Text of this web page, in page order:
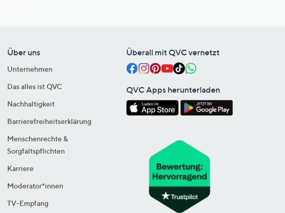
Über uns
Unternehmen
Das alles ist QVC
Nachhaltigkeit
Barrierefreiheitserklärung
Menschenrechte &
Sorgfaltspflichten
Karriere
Moderator*innen
TV-Empfang
Überall mit QVC vernetzt
QVC Apps herunterladen